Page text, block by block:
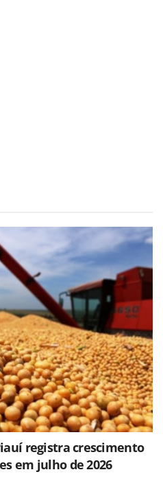
registra crescimento
em julho de 2026